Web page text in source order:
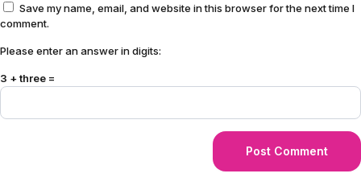
Save my name, email, and website in this browser for the next time I
comment.
Please enter an answer in digits:
3 + three =